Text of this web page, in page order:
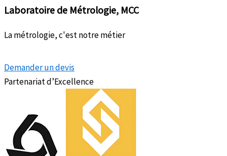
Laboratoire de Métrologie, MCC
La métrologie, c'est notre métier
Demander un devis
Partenariat d’Excellence